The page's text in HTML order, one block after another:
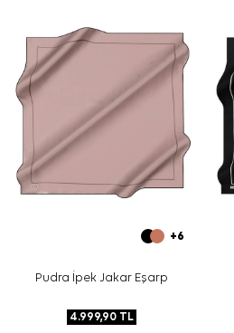
izleyiniz. İpek ve hassas eşarpların
içinAker İpek Eşarp Şampuanı
Sıkça Sorulan Sorular
Lacivert İpek Kare Düz Eşarp
Bu ürünün kumaş kalitesi nedir?
Eşarbın deseni nasıldır?
Lacivert eşarp hangi renklerle
+6
Pudra İpek Jakar Eşarp
4.999,90TL